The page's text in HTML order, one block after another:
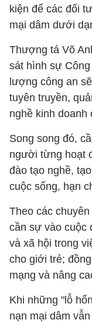
kiện để các đối
mại dâm dưới
Thượng tá Võ
sát hình sự
lượng công an
tuyên truyền,
nghề kinh doanh
Song song đó,
người từng hoạt
đào tạo nghề,
cuộc sống, hạn
Theo các
cần sự vào cuộc
và xã hội trong
cho giới trẻ;
mạng và nâng
Khi những "lỗ
nạn mại dâm